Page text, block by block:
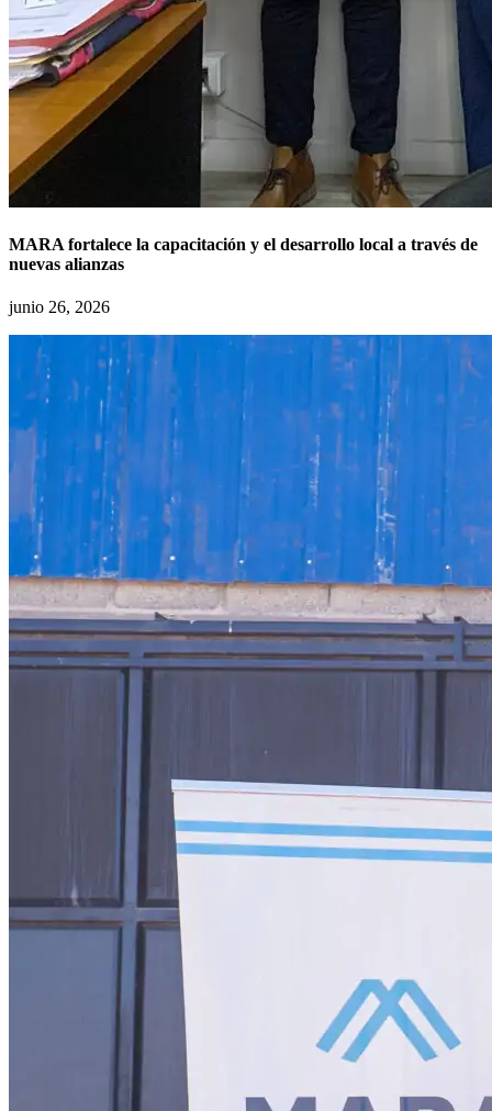
MARA fortalece la capacitación y el desarrollo local a través de
nuevas alianzas
junio 26, 2026